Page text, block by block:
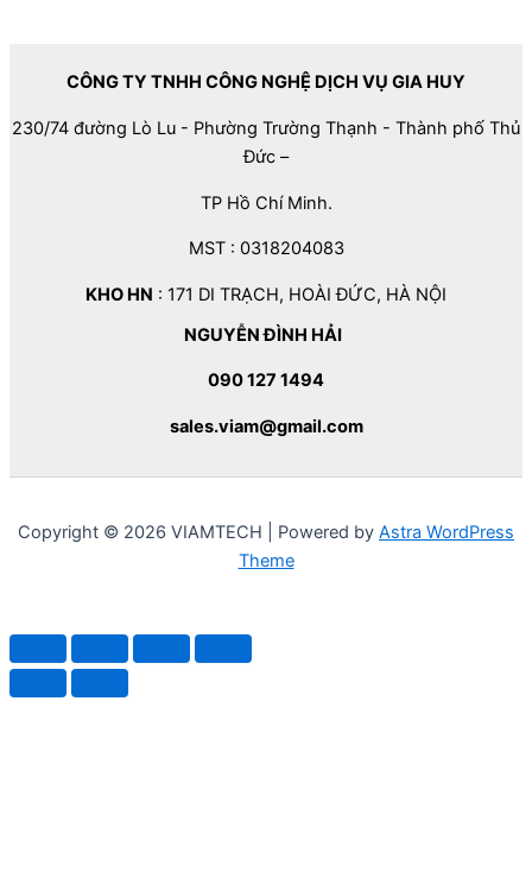
CÔNG TY TNHH CÔNG NGHỆ DỊCH VỤ GIA HUY
230/74 đường Lò Lu - Phường Trường Thạnh - Thành phố Thủ
Đức –
TP Hồ Chí Minh.
MST : 0318204083
KHO HN : 171 DI TRẠCH, HOÀI ĐỨC, HÀ NỘI
NGUYỄN ĐÌNH HẢI
090 127 1494
sales.viam@gmail.com
Copyright © 2026 VIAMTECH | Powered by Astra WordPress
Theme